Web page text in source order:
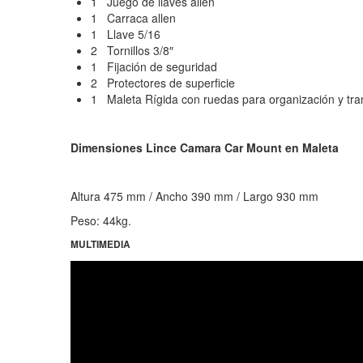
1 Carraca allen
1 Llave 5/16
2 Tornillos 3/8″
1 Fijación de seguridad
2 Protectores de superficie
1 Maleta Rígida con ruedas para organización y
Dimensiones Lince Camara Car Mount en Maleta
Altura 475 mm / Ancho 390 mm / Largo 930 mm
Peso: 44kg.
MULTIMEDIA